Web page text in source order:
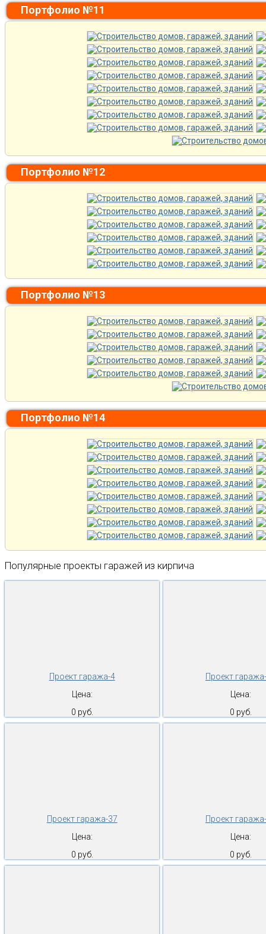
Портфолио №11
Портфолио №12
Портфолио №13
Портфолио №14
Популярные проекты гаражей из кирпича
Проект гаража-4
Цена:
0 руб.
Проект
Цена:
0 руб.
Проект гаража-37
Цена:
0 руб.
Проект
Цена:
0 руб.